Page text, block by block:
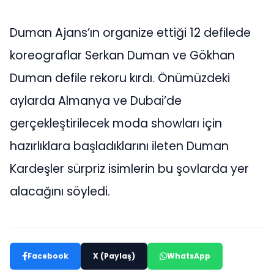
Duman Ajans’ın organize ettiği 12 defilede
koreograflar Serkan Duman ve Gökhan
Duman defile rekoru kırdı. Önümüzdeki
aylarda Almanya ve Dubai’de
gerçekleştirilecek moda showları için
hazırlıklara başladıklarını ileten Duman
Kardeşler sürpriz isimlerin bu şovlarda yer
alacağını söyledi.
Facebook X (Paylaş) WhatsApp